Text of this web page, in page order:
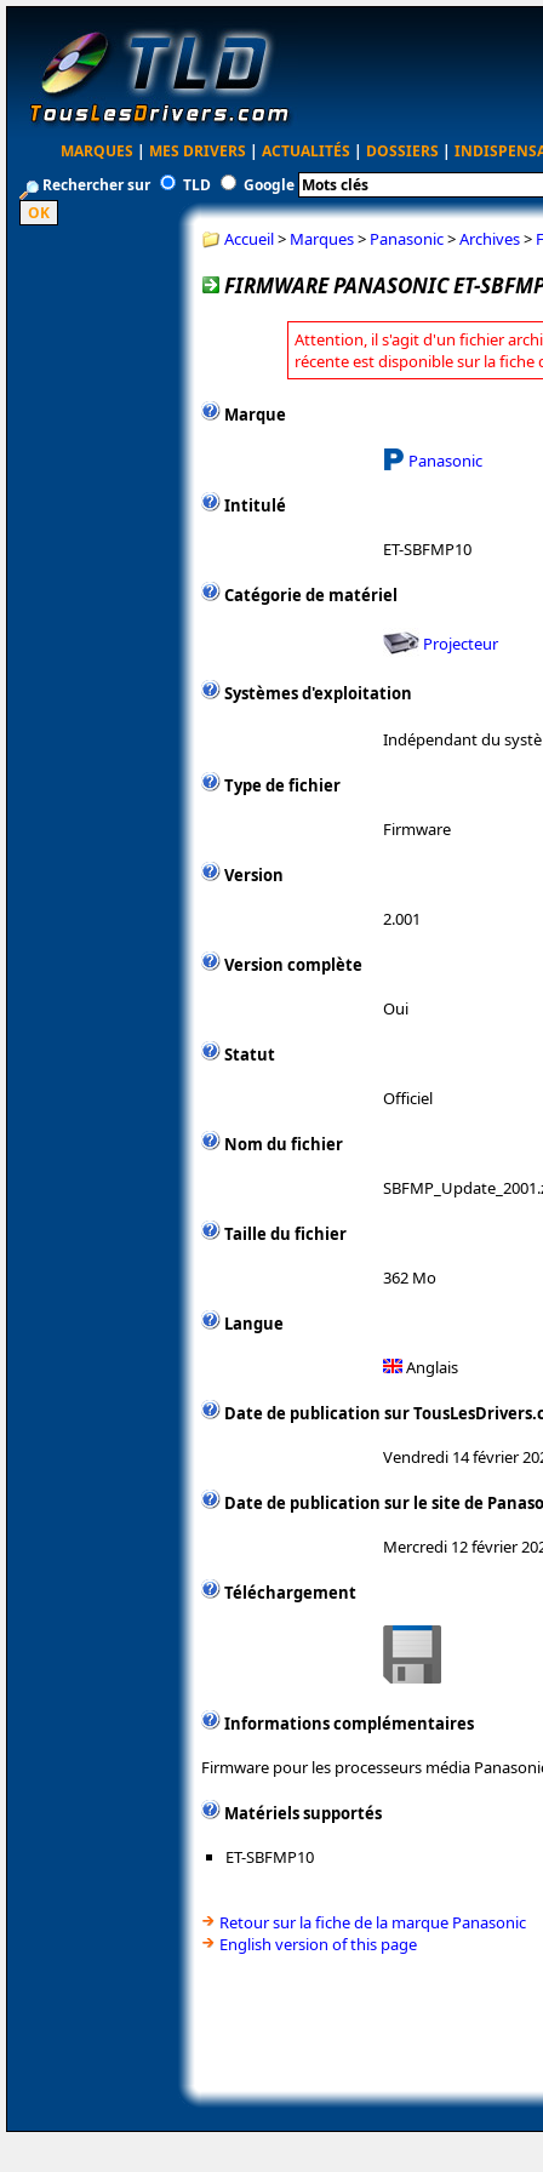
MARQUES | MES DRIVERS | ACTUALITÉS | DOSSIERS |
Rechercher sur
TLD Google
Accueil> Marques> Panasonic>Archives>
FIRMWARE PANASONIC ET-
Attention, il s'agit d'un fichier
récente est disponible sur la fiche
Marque
Panasonic
Intitulé
ET-SBFMP10
Catégorie de matériel
Projecteur
Systèmes d'exploitation
Indépendant du
Type de fichier
Firmware
Version
2.001
Version complète
Oui
Statut
Officiel
Nom du fichier
Taille du fichier
362 Mo
Langue
Anglais
Date de publication sur
Vendredi 14 février
Date de publication sur le site de
Mercredi 12 février
Téléchargement
Informations complémentaires
Firmware pour les processeurs média
Matériels supportés
ET-SBFMP10
Retour sur la fiche de la marque Panasonic
English version of this page